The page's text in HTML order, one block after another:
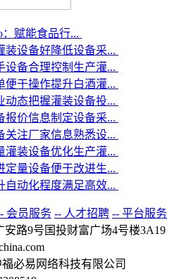
：赋能食品行...
装设备好降低设备采...
设备合理控制生产灌...
便于操作提升白酒灌...
动态把握灌装设备投...
报价信息制定设备采...
关注厂家信息熟悉设...
灌装设备优化生产灌...
定量设备便于改进生...
自动化程度满足高效...
会员服务 -- 人才招聘 -- 平台服务
路9号国投财富广场4号楼3A19
必易网络科技有限公司